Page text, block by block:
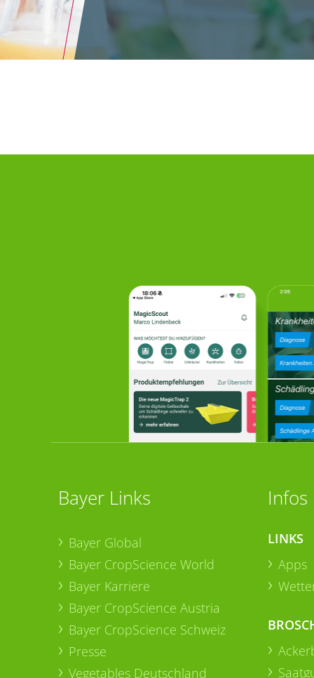
Bayer Links
Bayer Global
Bayer CropScience World
Bayer Karriere
Bayer CropScience Austria
Bayer CropScience Schweiz
Presse
Vegetables Deutschland
Infos
LINKS
Apps